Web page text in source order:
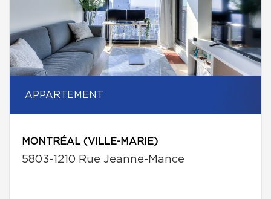
APPARTEMENT
MONTRÉAL (VILLE-MARIE)
5803-1210 Rue Jeanne-Mance